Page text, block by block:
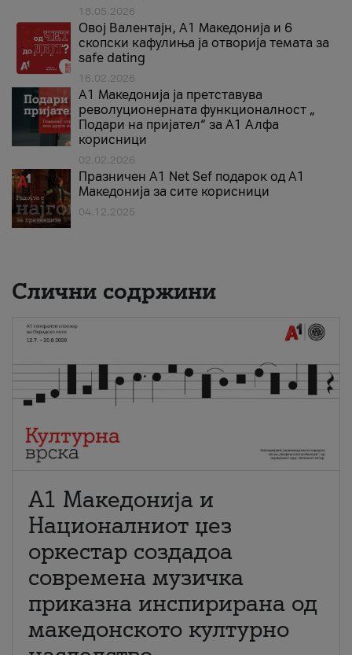
18.05.2026
Овој Валентајн, A1 Македонија и 6
скопски кафулиња ја отворија темата за
safe dating
16.02.2026
А1 Македонија ја претставува
револуционерната функционалност „
Подари на пријател“ за А1 Алфа
корисници
02.02.2026
Празничен A1 Net Sеf подарок од А1
Македонија за сите корисници
04.12.2025
Слични содржини
А1 Македонија и
Националниот џез
оркестар создадоа
современа музичка
приказна инспирирана од
македонското културно